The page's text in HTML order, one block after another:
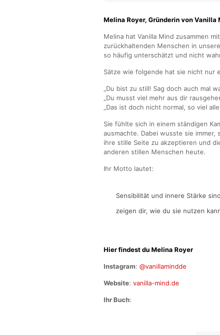
Melina Royer, Gründerin von Vanilla
Melina hat Vanilla Mind zusammen
zurückhaltenden Menschen in
so häufig unterschätzt und nicht
Sätze wie folgende hat sie nicht nur
„Du bist zu still! Sag doch auch mal
„Du musst viel mehr aus dir
„Das ist doch nicht normal, so viel
Sie fühlte sich in einem ständigen
ausmachte. Dabei wusste sie
ihre stille Seite zu akzeptieren und
anderen stillen Menschen heute.
Ihr Motto lautet:
Sensibilität und innere Stärke
zeigen dir, wie du sie nutzen
Hier findest du Melina Royer
Instagram: @vanillamindde
Website: vanilla-mind.de
Ihr Buch: